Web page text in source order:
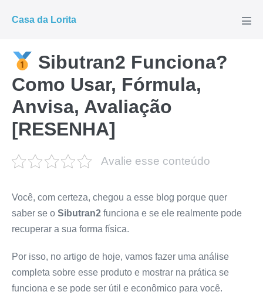
para
conteúdo
Casa da Lorita
Sibutran2 Funciona?
Como Usar, Fórmula,
Anvisa, Avaliação
[RESENHA]
Avalie esse conteúdo
Você, com certeza, chegou a esse blog porque quer
saber se o Sibutran2 funciona e se ele realmente pode
recuperar a sua forma física.
Por isso, no artigo de hoje, vamos fazer uma análise
completa sobre esse produto e mostrar na prática se
funciona e se pode ser útil e econômico para você.